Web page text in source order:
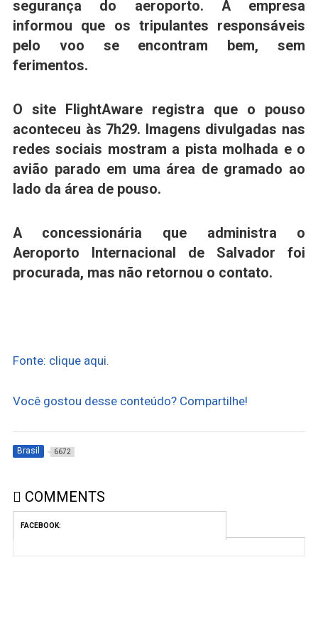
segurança do aeroporto. A empresa
informou que os tripulantes responsáveis
pelo voo se encontram bem, sem
ferimentos.
O site FlightAware registra que o pouso
aconteceu às 7h29. Imagens divulgadas nas
redes sociais mostram a pista molhada e o
avião parado em uma área de gramado ao
lado da área de pouso.
A concessionária que administra o
Aeroporto Internacional de Salvador foi
procurada, mas não retornou o contato.
Fonte: clique aqui.
Você gostou desse conteúdo? Compartilhe!
Brasil 6672
COMMENTS
FACEBOOK: